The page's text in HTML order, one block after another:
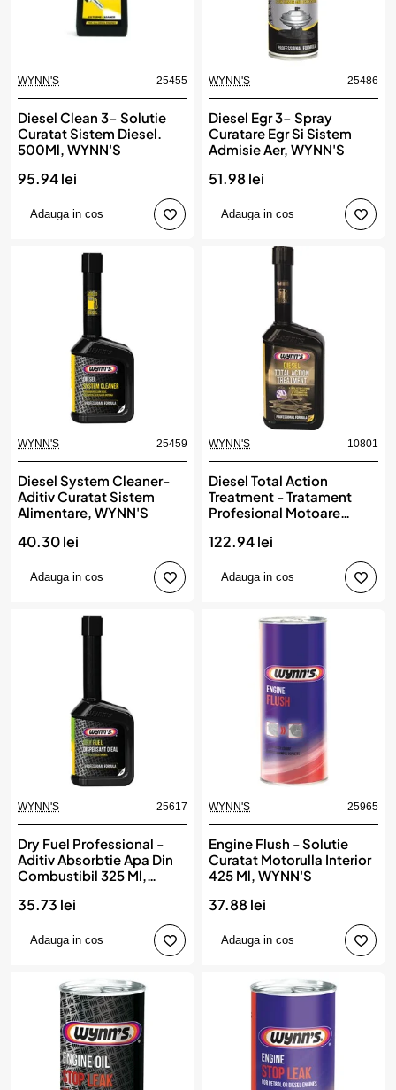
WYNN'S 25455
Diesel Clean 3- Solutie
Curatat Sistem Diesel.
500Ml, WYNN'S
95.94 lei
Adauga in cos
WYNN'S 25486
Diesel Egr 3- Spray
Curatare Egr Si Sistem
Admisie Aer, WYNN'S
51.98 lei
Adauga in cos
WYNN'S 25459
Diesel System Cleaner-
Aditiv Curatat Sistem
Alimentare, WYNN'S
40.30 lei
Adauga in cos
WYNN'S 10801
Diesel Total Action
Treatment - Tratament
Profesional Motoare
122.94 lei
Adauga in cos
WYNN'S 25617
Dry Fuel Professional -
Aditiv Absorbtie Apa Din
Combustibil 325 Ml,
35.73 lei
Adauga in cos
WYNN'S 25965
Engine Flush - Solutie
Curatat Motorulla Interior
425 Ml, WYNN'S
37.88 lei
Adauga in cos